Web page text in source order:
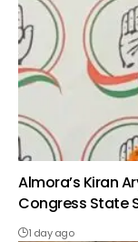
Almora’s Kiran
Congress State
1 day ago